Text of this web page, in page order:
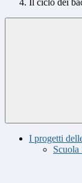
Il ciclo dei
I progetti